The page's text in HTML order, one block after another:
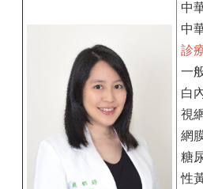
中
中
診
一
白
視
網
糖
性